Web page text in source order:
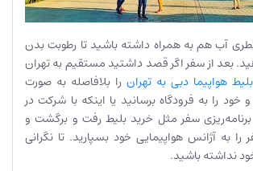
آب هم به همراه داشته باشید تا رطوبت بدن
بعد از سفر اگر قصد داشتید مستقیم به تهران
بلیط هواپیما دبی به تهران را بلافاصله به صورت
خود را به فرودگاه برسانید یا اینکه با شرکت در
برنامه‌ریزی سفر مثل خرید بلیط رفت و برگشت و
را به آژانس هواپیمایی خود بسپارید. تا نگرانی
نداشته باشید.